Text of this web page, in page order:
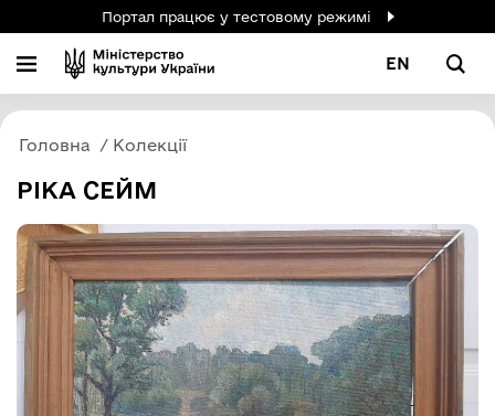
Портал працює у тестовому режимі
EN
Головна Колекції
РІКА СЕЙМ